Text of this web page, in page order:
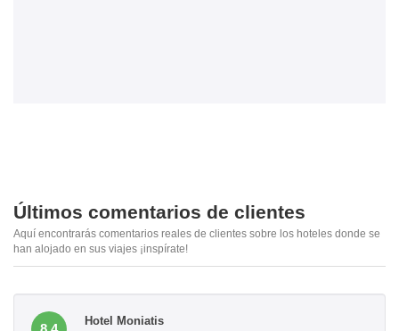
Últimos comentarios de clientes
Aquí encontrarás comentarios reales de clientes sobre los hoteles donde se
han alojado en sus viajes ¡inspírate!
Hotel Moniatis